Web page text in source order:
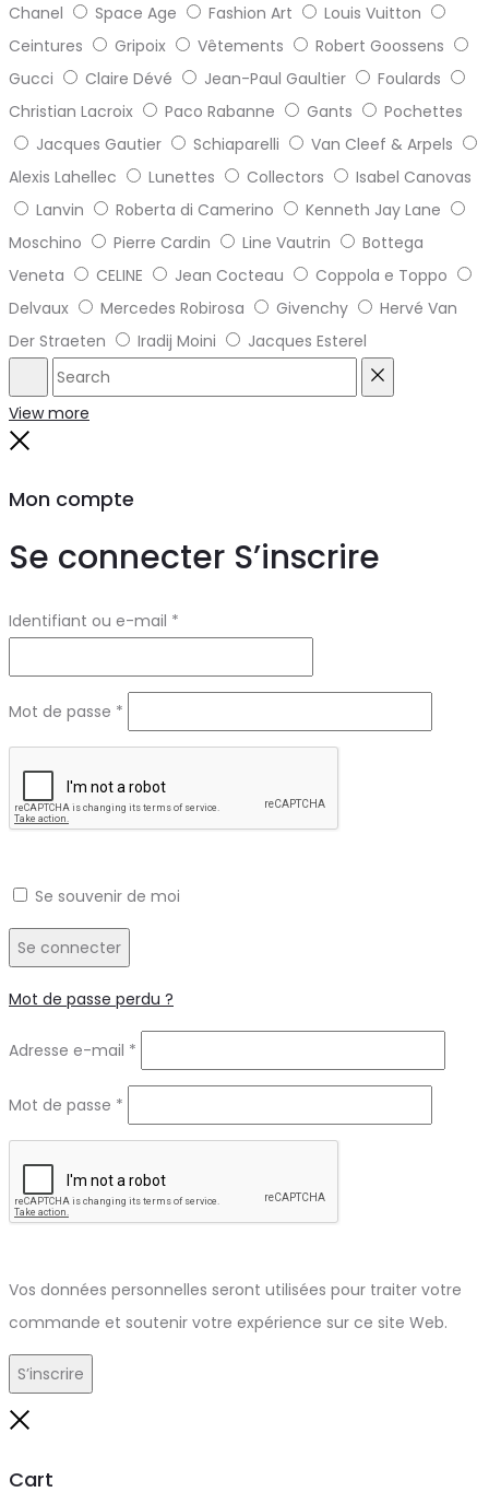
Chanel
Space Age Fashion Art
Louis Vuitton
Ceintures
Gripoix Vêtements
Robert Goossens
Gucci
Claire Dévé Jean-Paul Gaultier
Foulards
Christian Lacroix
Paco Rabanne Gants
Pochettes
Jacques Gautier
Schiaparelli
Van Cleef & Arpels
Alexis Lahellec
Lunettes Collectors
Isabel Canovas
Lanvin
Roberta di Camerino
Kenneth Jay Lane
Moschino
Pierre Cardin Line Vautrin
Bottega
Veneta
CELINE Jean Cocteau
Coppola e Toppo
Delvaux
Mercedes Robirosa Givenchy
Hervé Van
Der Straeten
Iradij Moini Jacques Esterel
Search
View more
Mon compte
Se connecter S’inscrire
Identifiant ou e-mail *
Mot de passe *
Se souvenir de moi
Se connecter
Mot de passe perdu ?
Adresse e-mail *
Mot de passe *
Vos données personnelles seront utilisées pour traiter votre
commande et soutenir votre expérience sur ce site Web.
S’inscrire
Cart